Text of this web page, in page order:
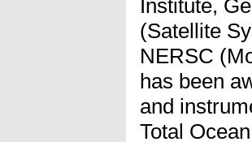
Institute,
(Satellite
NERSC
has been
and
Total